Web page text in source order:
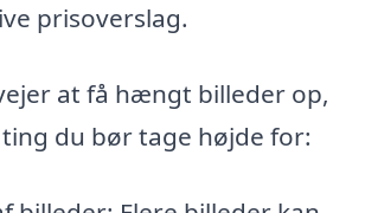
prisoverslag.
at få hængt billeder op,
du bør tage højde for: